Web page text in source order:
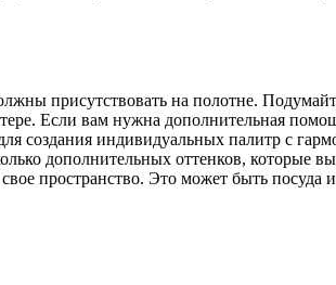
присутствовать на полотне.
Если вам нужна дополнительная
создания индивидуальных палитр с
дополнительных оттенков, которые
пространство. Это может быть посуда